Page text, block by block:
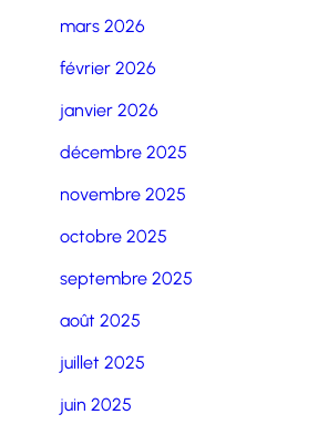
mars 2026
février 2026
janvier 2026
décembre 2025
novembre 2025
octobre 2025
septembre 2025
août 2025
juillet 2025
juin 2025